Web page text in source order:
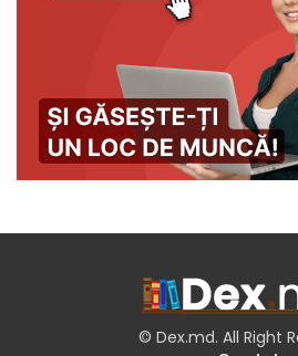
© Dex.md. All Right